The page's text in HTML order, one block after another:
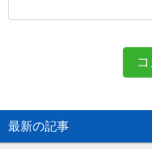
最新の記事